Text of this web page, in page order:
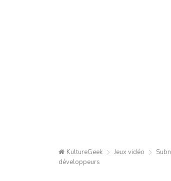
KultureGeek Jeux vidéo
développeurs